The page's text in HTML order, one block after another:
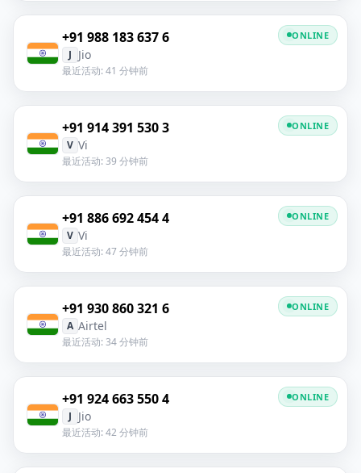
+91 988 183 637 6
J Jio
最近活动: 41 分钟前
ONLINE
+91 914 391 530 3
V Vi
最近活动: 39 分钟前
ONLINE
+91 886 692 454 4
V Vi
最近活动: 47 分钟前
ONLINE
+91 930 860 321 6
A Airtel
最近活动: 34 分钟前
ONLINE
+91 924 663 550 4
J Jio
最近活动: 42 分钟前
ONLINE